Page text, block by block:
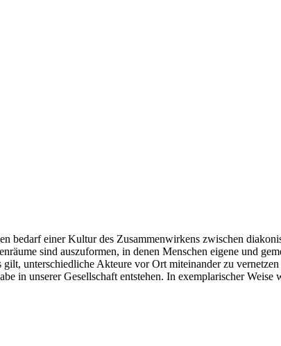
bedarf einer Kultur des Zusammenwirkens zwischen
sind auszuformen, in denen Menschen eigene und
unterschiedliche Akteure vor Ort miteinander zu
in unserer Gesellschaft entstehen. In exemplarischer Weise